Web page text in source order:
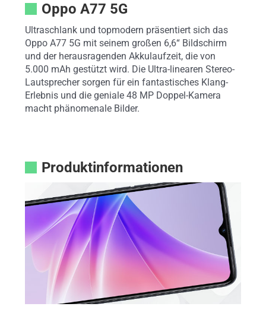
Oppo A77 5G
Ultraschlank und topmodern präsentiert sich das
Oppo A77 5G mit seinem großen 6,6“ Bildschirm
und der herausragenden Akkulaufzeit, die von
5.000 mAh gestützt wird. Die Ultra-linearen Stereo-
Lautsprecher sorgen für ein fantastisches Klang-
Erlebnis und die geniale 48 MP Doppel-Kamera
macht phänomenale Bilder.
Produktinformationen